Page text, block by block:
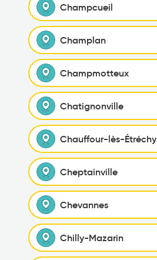
Champcueil
Champlan
Champmotteux
Chatignonville
Chauffour-lès-Étréchy
Cheptainville
Chevannes
Chilly-Mazarin